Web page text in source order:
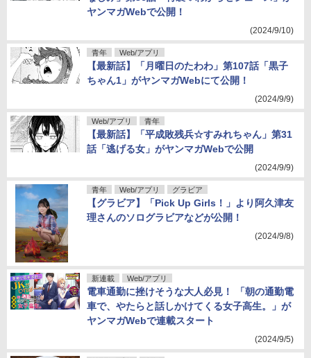
ヤンマガWebで公開！
(2024/9/10)
青年 Web/アプリ
【最新話】「月曜日のたわわ」第107話「黒子
ちゃん1」がヤンマガWebにて公開！
(2024/9/9)
Web/アプリ 青年
【最新話】「平成敗残兵☆すみれちゃん」第31
話「逃げる女」がヤンマガWebで公開
(2024/9/9)
青年 Web/アプリ グラビア
【グラビア】「Pick Up Girls！」より阿久津友
理さんのソログラビアなどが公開！
(2024/9/8)
新連載 Web/アプリ
電車通勤に挫けそうな大人必見！ 「朝の通勤電
車で、やたらと話しかけてくる女子高生。」が
ヤンマガWebで連載スタート
(2024/9/5)